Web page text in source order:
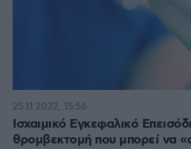
Ισχαιμικό Εγκεφαλικό
θρομβεκτομή που μπορεί να
25.11.2022, 15:56